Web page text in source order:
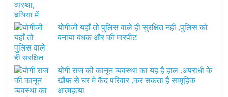
योगीजी यहाँ तो पुलिस वाले ही सुरक्षित नहीं ,पुलिस को
बनाया बंधक और की मारपीट
योगी राज की कानून व्यवस्था का यह है हाल ,अपराधी के
खौफ से घर मे कैद परिवार ,कर सकता है सामूहिक
आत्महत्या